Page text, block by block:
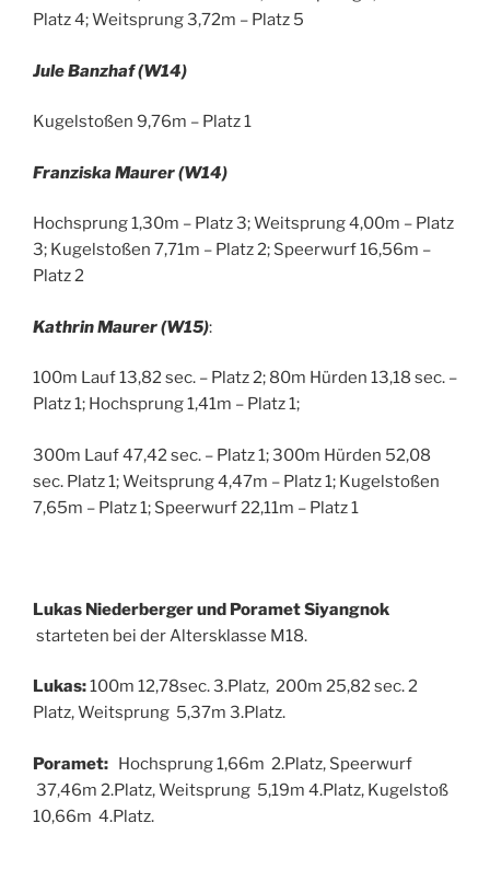
Platz 4; Weitsprung 3,72m – Platz 5
Jule Banzhaf (W14)
Kugelstoßen 9,76m – Platz 1
Franziska Maurer (W14)
Hochsprung 1,30m – Platz 3; Weitsprung 4,00m – Platz
3; Kugelstoßen 7,71m – Platz 2; Speerwurf 16,56m –
Platz 2
Kathrin Maurer (W15):
100m Lauf 13,82 sec. – Platz 2; 80m Hürden 13,18 sec. –
Platz 1; Hochsprung 1,41m – Platz 1;
300m Lauf 47,42 sec. – Platz 1; 300m Hürden 52,08
sec. Platz 1; Weitsprung 4,47m – Platz 1; Kugelstoßen
7,65m – Platz 1; Speerwurf 22,11m – Platz 1
Lukas Niederberger und Poramet Siyangnok
starteten bei der Altersklasse M18.
Lukas:100m 12,78sec. 3.Platz, 200m 25,82 sec. 2
Platz, Weitsprung 5,37m 3.Platz.
Poramet: Hochsprung 1,66m 2.Platz, Speerwurf
37,46m 2.Platz, Weitsprung 5,19m 4.Platz, Kugelstoß
10,66m 4.Platz.